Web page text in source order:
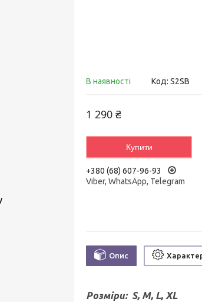
В наявності Код: S2SB
1 290 ₴
Купити
+380 (68) 607-96-93
Viber, WhatsApp, Telegram
Опис
Розміри: S, M, L, XL